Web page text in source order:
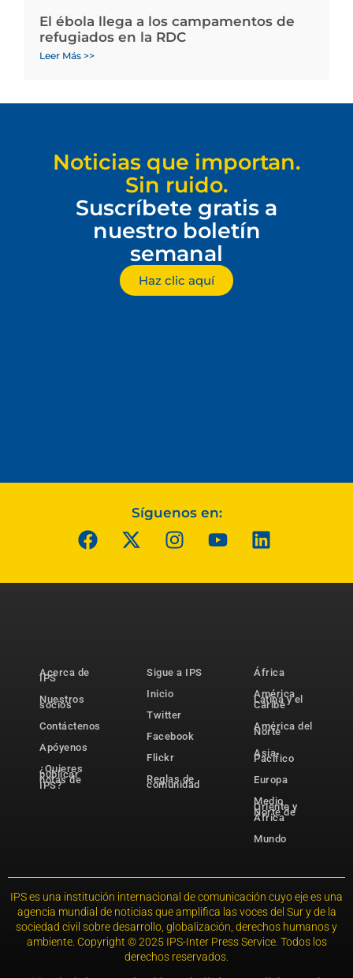
El ébola llega a los campamentos de
refugiados en la RDC
Leer Más >>
Noticias que importan.
Sin ruido.
Suscríbete gratis a
nuestro boletín
semanal
Haz clic aquí
Síguenos en:
Acerca de
IPS
Nuestros
socios
Contáctenos
Apóyenos
¿Quieres
publicar
notas de
IPS?
Sigue a IPS
Inicio
Twitter
Facebook
Flickr
Reglas de
comunidad
África
América
Latina y el
Caribe
América del
Norte
Asia-
Pacífico
Europa
Medio
Oriente y
Norte de
África
Mundo
IPS es una institución internacional de comunicación cuyo eje es una
agencia mundial de noticias que amplifica las voces del Sur y de la
sociedad civil sobre desarrollo, globalización, derechos humanos y
ambiente. Copyright © 2025 IPS-Inter Press Service. Todos los
derechos reservados.